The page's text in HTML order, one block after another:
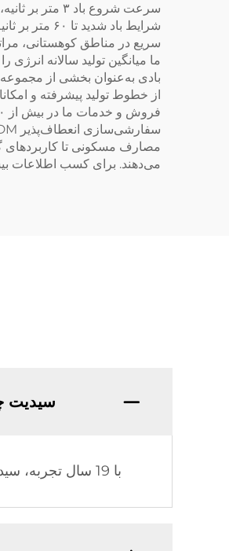
سرعت شروع
شرایط باد
سریع در مناطق کوهستانی،
بادی به‌عنوان بخشی از
از خطوط تولید پیشرفته و
مصارف مسکونی تا کاربردهای
می‌دهند. برای کسب اطلاعات
سیدیت
با 19 سال تجربه، سیدیت دانش فنی گسترده و تجربه تولیدی عمیقی در صنعت گرمایش خورشیدی کسب کرده است.